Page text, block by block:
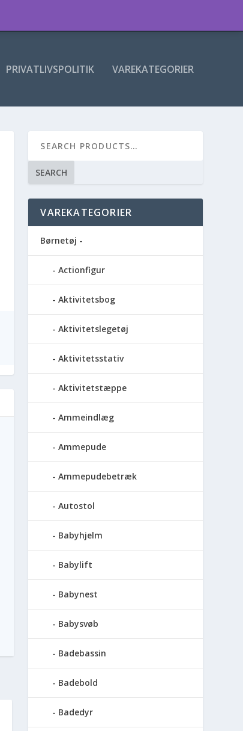
PRIVATLIVSPOLITIK VAREKATEGORIER
SEARCH
VAREKATEGORIER
Børnetøj -
Actionfigur
Aktivitetsbog
Aktivitetslegetøj
Aktivitetsstativ
Aktivitetstæppe
Ammeindlæg
Ammepude
Ammepudebetræk
Autostol
Babyhjelm
Babylift
Babynest
Babysvøb
Badebassin
Badebold
Badedyr